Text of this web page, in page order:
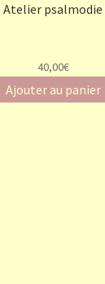
Atelier psalmodie
40,00€
Ajouter au panier